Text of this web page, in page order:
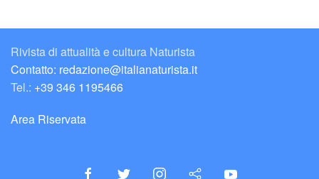
Rivista di attualità e cultura Naturista
Contatto: redazione@italianaturista.it
Tel.: +39 346 1195466
Area Riservata